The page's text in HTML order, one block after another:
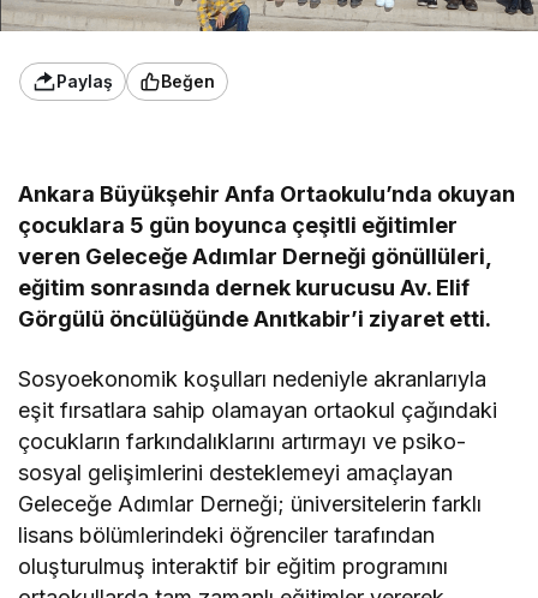
Paylaş Beğen
Ankara Büyükşehir Anfa Ortaokulu’nda okuyan
çocuklara 5 gün boyunca çeşitli eğitimler
veren Geleceğe Adımlar Derneği gönüllüleri,
eğitim sonrasında dernek kurucusu Av. Elif
Görgülü öncülüğünde Anıtkabir’i ziyaret etti.
Sosyoekonomik koşulları nedeniyle akranlarıyla
eşit fırsatlara sahip olamayan ortaokul çağındaki
çocukların farkındalıklarını artırmayı ve psiko-
sosyal gelişimlerini desteklemeyi amaçlayan
Geleceğe Adımlar Derneği; üniversitelerin farklı
lisans bölümlerindeki öğrenciler tarafından
oluşturulmuş interaktif bir eğitim programını